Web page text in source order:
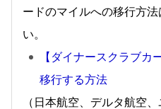
ードのマイルへの移行方
い。
【ダイナースクラブカ
移行する方法
（日本航空、デルタ航空